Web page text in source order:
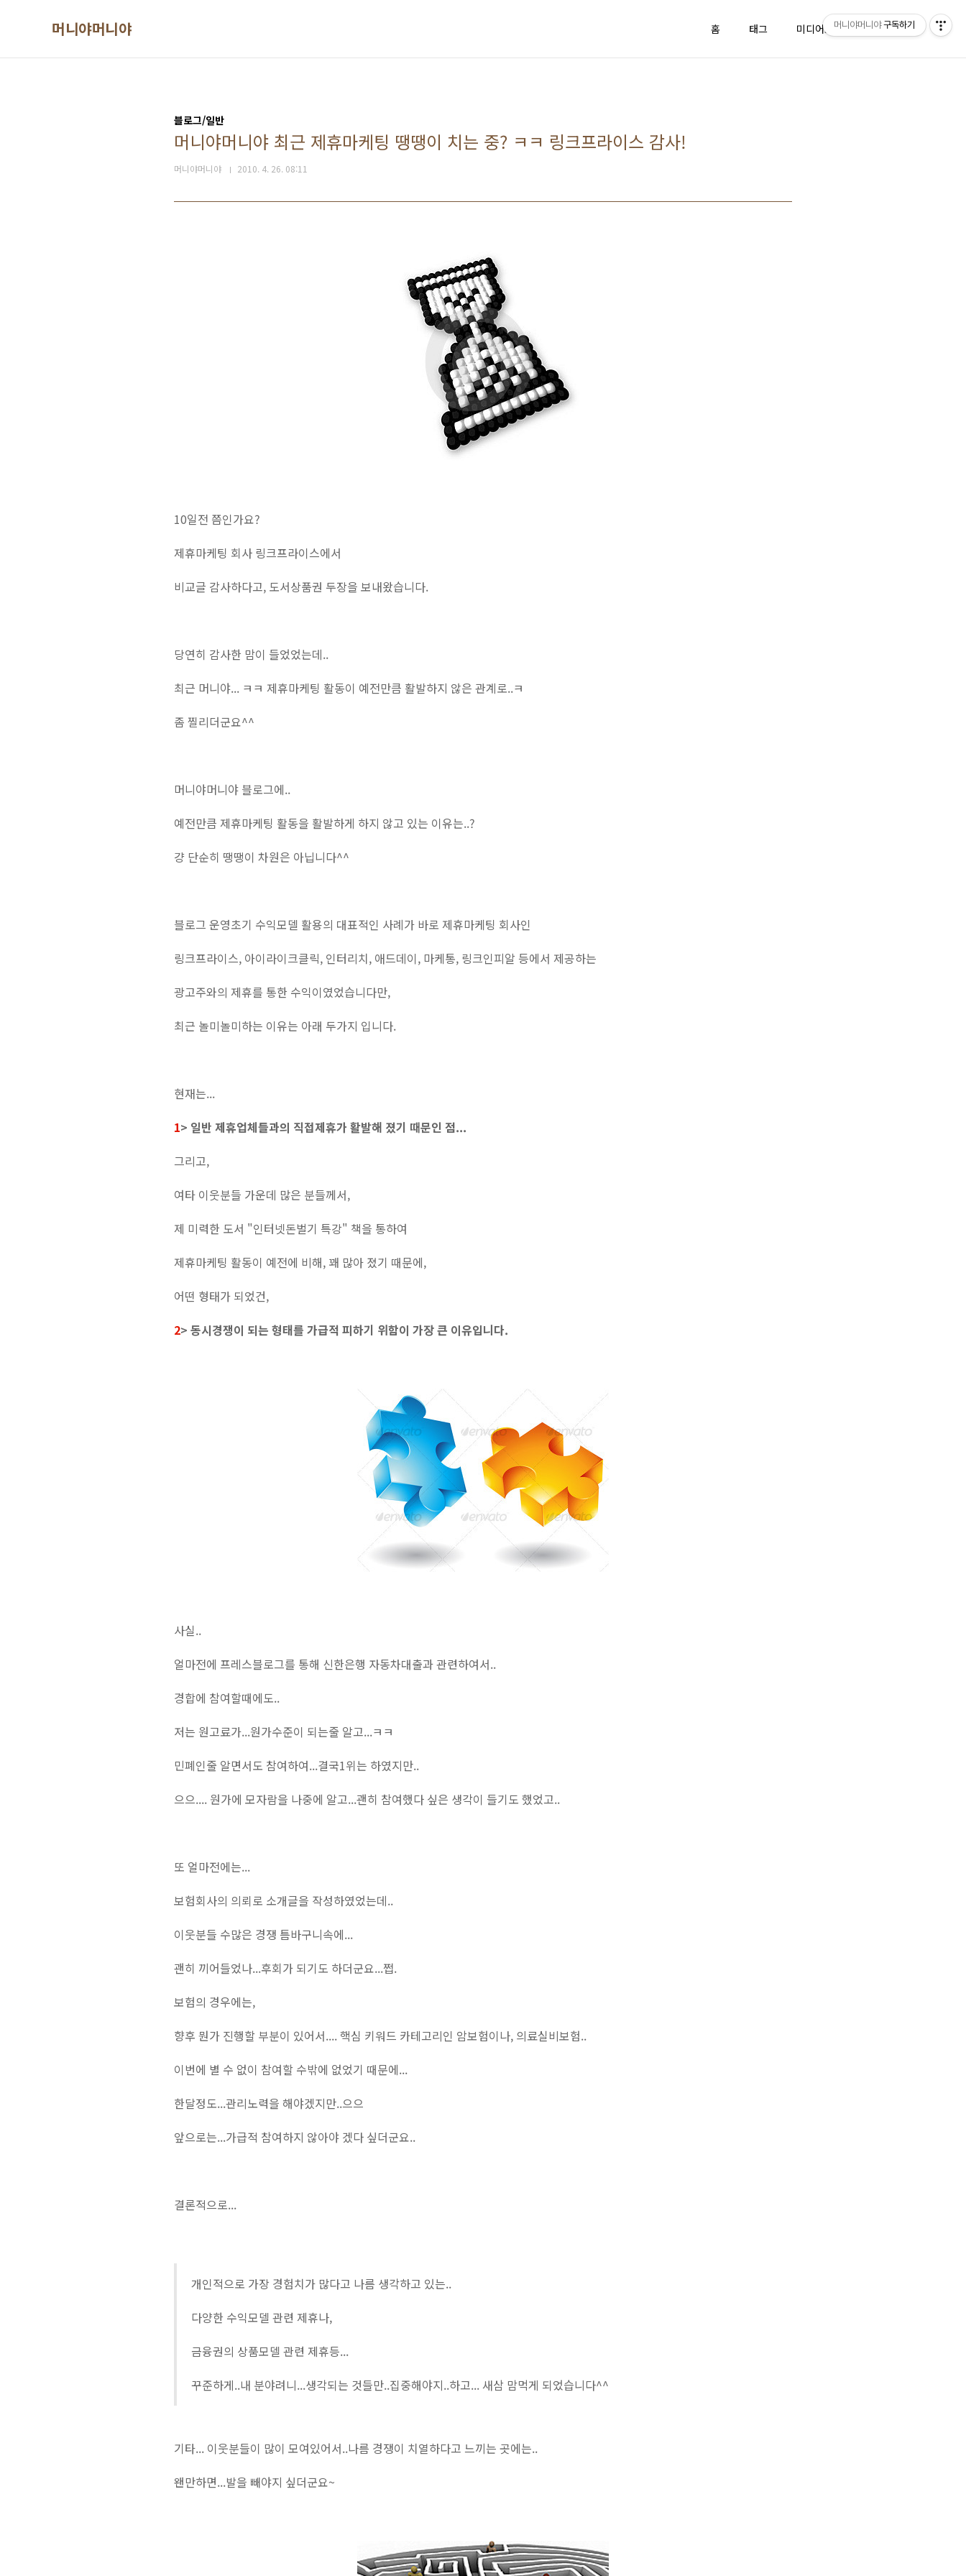
머니야머니야 홈 태그 미디어로그 방명록
블로그/일반
머니야머니야 최근 제휴마케팅 땡땡이 치는 중? ㅋㅋ 링크프라이스 감사!
머니야머니야 2010. 4. 26. 08:11
10일전 쯤인가요?
제휴마케팅 회사 링크프라이스에서
비교글 감사하다고, 도서상품권 두장을 보내왔습니다.
당연히 감사한 맘이 들었었는데..
최근 머니야... ㅋㅋ 제휴마케팅 활동이 예전만큼 활발하지 않은 관계로..ㅋ
좀 찔리더군요^^
머니야머니야 블로그에..
예전만큼 제휴마케팅 활동을 활발하게 하지 않고 있는 이유는..?
걍 단순히 땡땡이 차원은 아닙니다^^
블로그 운영초기 수익모델 활용의 대표적인 사례가 바로 제휴마케팅 회사인
링크프라이스, 아이라이크클릭, 인터리치, 애드데이, 마케통, 링크인피알 등에서 제공하는
광고주와의 제휴를 통한 수익이였었습니다만,
최근 놀미놀미하는 이유는 아래 두가지 입니다.
현재는...
1> 일반 제휴업체들과의 직접제휴가 활발해 졌기 때문인 점...
그리고,
여타 이웃분들 가운데 많은 분들께서,
제 미력한 도서 "인터넷돈벌기 특강" 책을 통하여
제휴마케팅 활동이 예전에 비해, 꽤 많아 졌기 때문에,
어떤 형태가 되었건,
2> 동시경쟁이 되는 형태를 가급적 피하기 위함이 가장 큰 이유입니다.
사실..
얼마전에 프레스블로그를 통해 신한은행 자동차대출과 관련하여서..
경합에 참여할때에도..
저는 원고료가...원가수준이 되는줄 알고...ㅋㅋ
민폐인줄 알면서도 참여하여...결국1위는 하였지만..
으으.... 원가에 모자람을 나중에 알고...괜히 참여했다 싶은 생각이 들기도 했었고..
또 얼마전에는...
보험회사의 의뢰로 소개글을 작성하였었는데..
이웃분들 수많은 경쟁 틈바구니속에...
괜히 끼어들었나...후회가 되기도 하더군요...쩝.
보험의 경우에는,
향후 뭔가 진행할 부분이 있어서.... 핵심 키워드 카테고리인 암보험이나, 의료실비보험..
이번에 별 수 없이 참여할 수밖에 없었기 때문에...
한달정도...관리노력을 해야겠지만..으으
앞으로는...가급적 참여하지 않아야 겠다 싶더군요..
결론적으로...
개인적으로 가장 경험치가 많다고 나름 생각하고 있는..
다양한 수익모델 관련 제휴나,
금융권의 상품모델 관련 제휴등...
꾸준하게..내 분야려니...생각되는 것들만..집중해야지..하고... 새삼 맘먹게 되었습니다^^
기타... 이웃분들이 많이 모여있어서..나름 경쟁이 치열하다고 느끼는 곳에는..
왠만하면...발을 빼야지 싶더군요~
머니야머니야 구독하기